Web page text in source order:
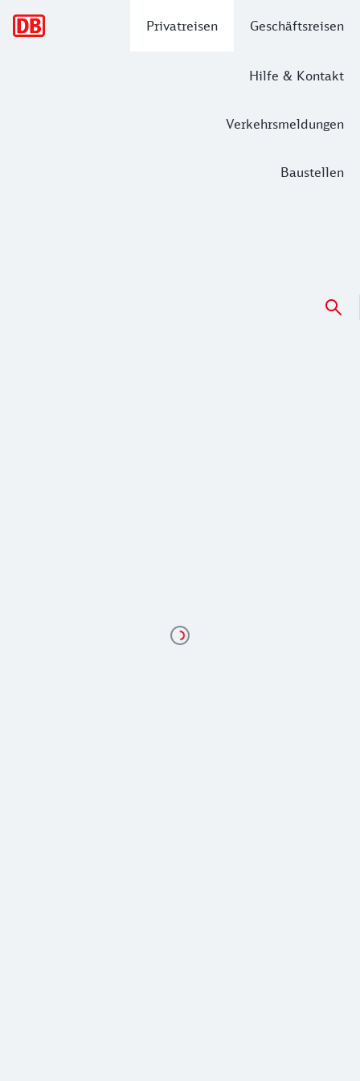
Privatreisen Geschäftsreisen
Hilfe & Kontakt
Verkehrsmeldungen
Baustellen